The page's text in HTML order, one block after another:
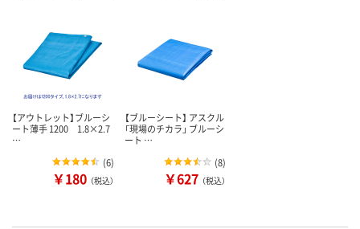
【アウトレット】ブルーシ
ート薄手 1200 1.8×2.7
…
(6)
￥180 （税込）
【ブルーシート】 アスクル
「現場のチカラ」 ブルーシ
ート …
(8)
￥627 （税込）